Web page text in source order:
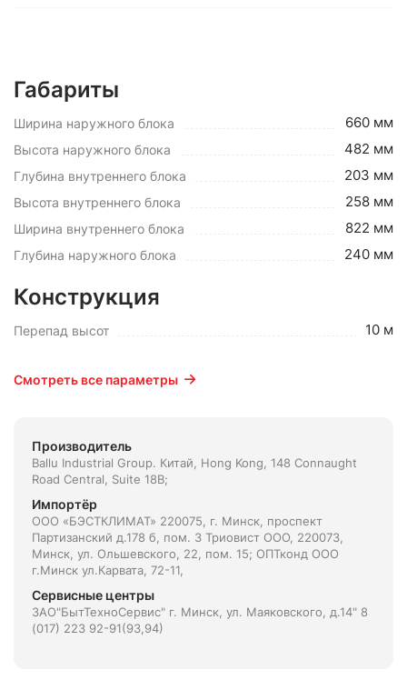
Габариты
Ширина наружного блока 660 мм
Высота наружного блока 482 мм
Глубина внутреннего блока 203 мм
Высота внутреннего блока 258 мм
Ширина внутреннего блока 822 мм
Глубина наружного блока 240 мм
Конструкция
Перепад высот 10 м
Смотреть все параметры
Производитель
Ballu Industrial Group. Китай, Hong Kong, 148 Connaught
Road Central, Suite 18B;
Импортёр
ООО «БЭСТКЛИМАТ» 220075, г. Минск, проспект
Партизанский д.178 б, пом. 3 Триовист ООО, 220073,
Минск, ул. Ольшевского, 22, пом. 15; ОПТконд ООО
г.Минск ул.Карвата, 72-11,
Сервисные центры
ЗАО"БытТехноСервис" г. Минск, ул. Маяковского, д.14" 8
(017) 223 92-91(93,94)